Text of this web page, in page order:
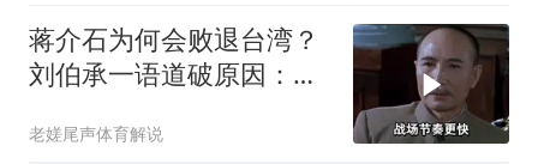
蒋介石为何会败退台湾？
刘伯承一语道破原因：在
老嫅尾声体育解说